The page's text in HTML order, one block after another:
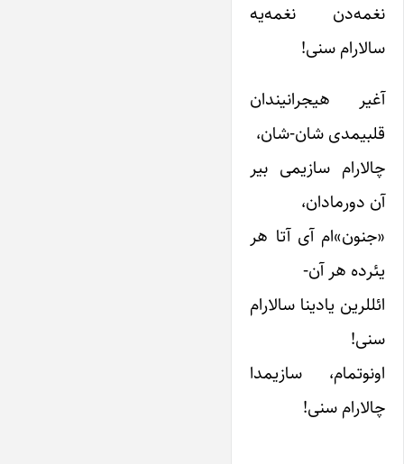
نغمه‌دن نغمه‌یه
سالارام سنی!
آغیر هیجرانیندان
قلبیمدی شان-شان،
چالارام سازیمی بیر
آن دورمادان،
«جنون»ام آی آتا هر
یئرده هر آن-
ائللرین یادینا سالارام
سنی!
اونوتمام، سازیمدا
چالارام سنی!